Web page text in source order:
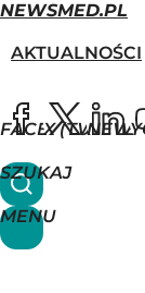
NEWSMED.PL
AKTUALNOŚCI
FACEBOOK
X
SZUKAJ
MENU